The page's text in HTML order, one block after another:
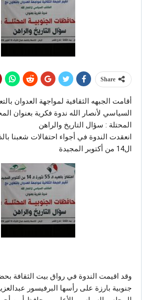
Share
أقامت الجبهه الثقافية لمواجهة العدوان
السياسي لأنصار الله ندوة فكرية بعنوان
المحتلة : سؤال التاريخ والراهن
ال14 من أكتوبر المجيدة
وقد اقيمت الندوة في رواق بيت الثقافة
جنوبية بارزة على رأسها البرفيسور